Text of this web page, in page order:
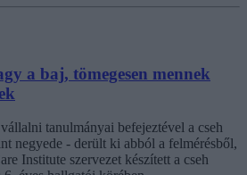
a baj, tömegesen mennek
tanulmányai befejeztével a cseh
negyede - derült ki abból a felmérésből,
Institute szervezet készített a cseh